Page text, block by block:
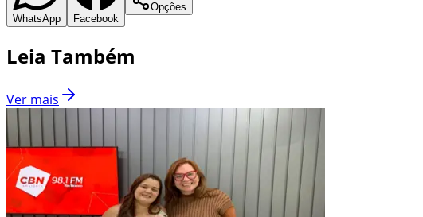
WhatsApp Facebook
Opções
Leia Também
Ver mais